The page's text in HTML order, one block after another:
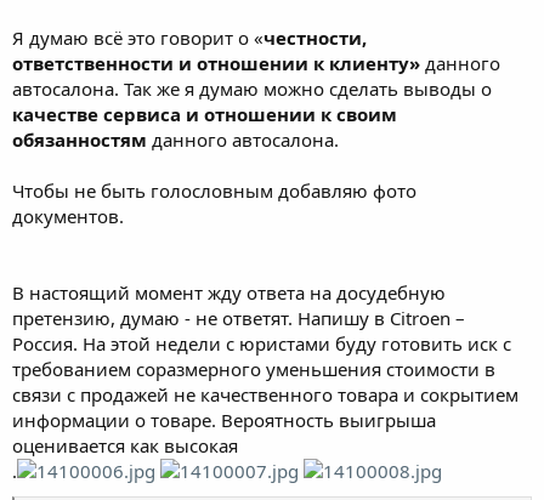
Я думаю всё это говорит о «честности,
ответственности и отношении к клиенту» данного
автосалона. Так же я думаю можно сделать выводы о
качестве сервиса и отношении к своим
обязанностям данного автосалона.
Чтобы не быть голословным добавляю фото
документов.
В настоящий момент жду ответа на досудебную
претензию, думаю - не ответят. Напишу в Citroen –
Россия. На этой недели с юристами буду готовить иск с
требованием соразмерного уменьшения стоимости в
связи с продажей не качественного товара и сокрытием
информации о товаре. Вероятность выигрыша
оценивается как высокая
.